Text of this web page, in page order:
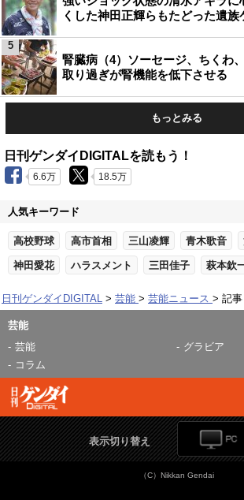
くした神田正輝らもたどった遺族
腎臓病（4）ソーセージ、ちくわ
取り過ぎが腎機能を低下させる
5
もっとみる
日刊ゲンダイDIGITALを読もう！
6.6万 18.5万
人気キーワード
高校野球 高市首相 三山凌輝 青木歌音
神田愛花 ハラスメント 三田佳子 萩本欽
日刊ゲンダイDIGITAL 芸能 芸能ニュース 記事
芸能
芸能
グラビア
コラム
表示切り替え
（C）Nikkan Gendai